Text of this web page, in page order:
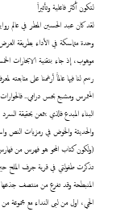
لتكون أكثر فاعلية وتأثيراً
لقد كان عبد الحسين المطر في عالم
وحدة متماسكة في الأداء بطريقة العرض
موهوب، إذ جاء بتقنية الابحارات
رسم لنا فيها عالماً أرغمنا على
المتمرس ومشبع بحس درامي..
البناء المبدع فالذي يتمعن بحقيقة
والحديثة والخوض في رمزيات النص
تذكرت طفولتي في قرية جرف الملح
الحي، اول من لبى النداء مع مجموعة